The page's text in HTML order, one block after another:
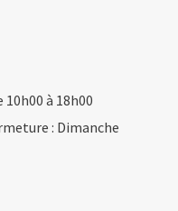
10h00 à 18h00
: Dimanche